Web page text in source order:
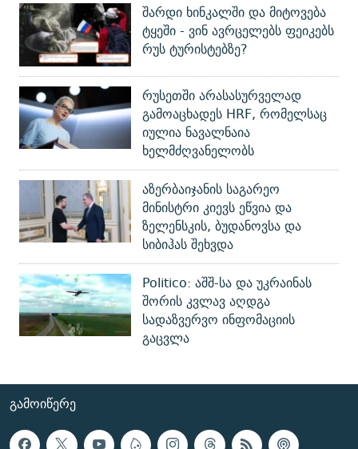
შარდი ხინკალში და მიტოვება
ტყეში - ვინ ავრცელებს ფეიკებს
რუს ტურისტებზე?
რუსეთში არასასურველად
გამოაცხადეს HRF, რომელსაც
იულია ნავალნაია
ხელმძღვანელობს
აზერბაიჯანის საგარეო
მინისტრი კიევს ეწვია და
ზელენსკის, ბუდანოვსა და
სიბიჰას შეხვდა
Politico: აშშ-სა და უკრაინას
შორის კვლავ აღდგა
სადაზვერვო ინფომაციის
გაცვლა
ᲒᲐᲛᲝᲘᲬᲔᲠᲔ